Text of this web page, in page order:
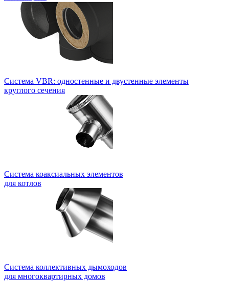
Система VBR: одностенные и двустенные элементы
круглого сечения
Система коаксиальных элементов
для котлов
Система коллективных дымоходов
для многоквартирных домов